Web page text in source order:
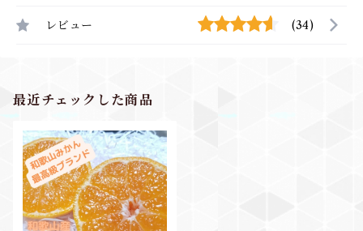
レビュー (34)
最近チェックした商品